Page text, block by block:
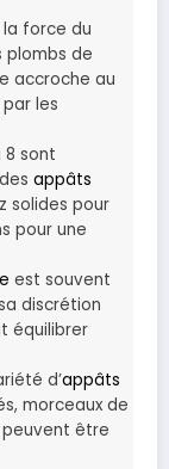
force du
plombs de
accroche au
les
8 sont
appâts
solides pour
pour une
est souvent
discrétion
équilibrer
d’appâts
morceaux de
être